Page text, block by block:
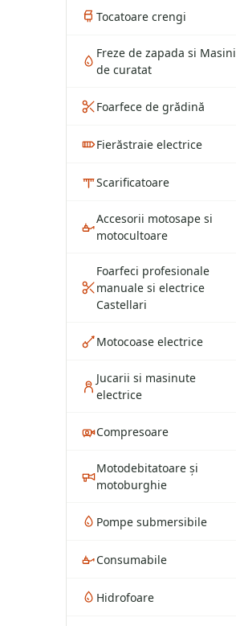
Tocatoare crengi
Freze de zapada si Masini
de curatat
Foarfece de grădină
Fierăstraie electrice
Scarificatoare
Accesorii motosape si
motocultoare
Foarfeci profesionale
manuale si electrice
Castellari
Motocoase electrice
Jucarii si masinute
electrice
Compresoare
Motodebitatoare și
motoburghie
Pompe submersibile
Consumabile
Hidrofoare